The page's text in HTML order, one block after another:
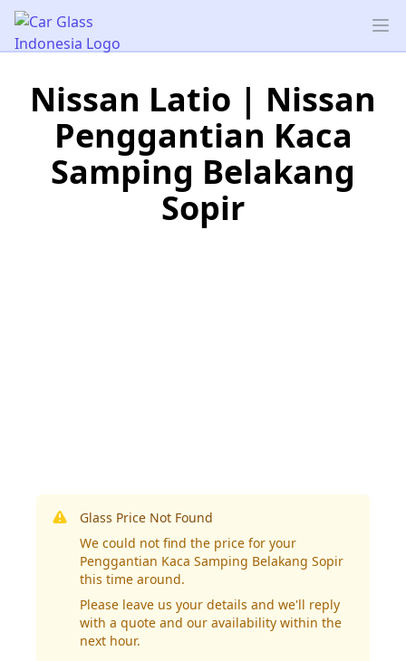
Car Glass Indonesia
Nissan Latio | Nissan
Penggantian Kaca
Samping Belakang
Sopir
Glass Price Not Found
We could not find the price for your
Penggantian Kaca Samping Belakang Sopir
this time around.
Please leave us your details and we'll reply
with a quote and our availability within the
next hour.